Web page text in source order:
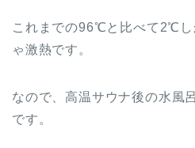
これまでの96℃と比べて2℃し
ゃ激熱です。
なので、高温サウナ後の水風
です。